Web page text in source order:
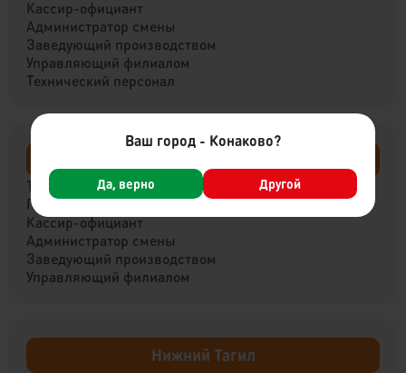
Ваш город - Конаково?
Да, верно Другой
Кассир-официант
Администратор смены
Заведующий производством
Управляющий филиалом
Технический персонал
Технический персонал
Повар
Кассир-официант
Администратор смены
Заведующий производством
Управляющий филиалом
Нижний Тагил